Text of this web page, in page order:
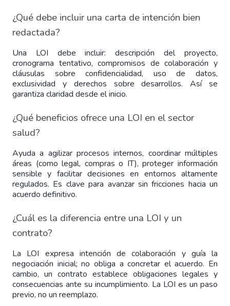
¿Qué debe incluir una carta de intención bien
redactada?
Una LOI debe incluir: descripción del proyecto,
cronograma tentativo, compromisos de colaboración y
cláusulas sobre confidencialidad, uso de datos,
exclusividad y derechos sobre desarrollos. Así se
garantiza claridad desde el inicio.
¿Qué beneficios ofrece una LOI en el sector
salud?
Ayuda a agilizar procesos internos, coordinar múltiples
áreas (como legal, compras o IT), proteger información
sensible y facilitar decisiones en entornos altamente
regulados. Es clave para avanzar sin fricciones hacia un
acuerdo definitivo.
¿Cuál es la diferencia entre una LOI y un
contrato?
La LOI expresa intención de colaboración y guía la
negociación inicial; no obliga a concretar el acuerdo. En
cambio, un contrato establece obligaciones legales y
consecuencias ante su incumplimiento. La LOI es un paso
previo, no un reemplazo.